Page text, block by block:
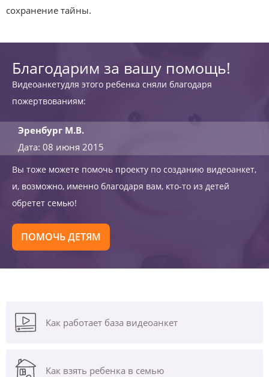
сохранение тайны.
Благодарим за вашу помощь!
Видеоанкетудля этого ребенка сняли благодаря
пожертвованиям:
Эренбург М.В.
Дата: 08 июня 2015
Вы тоже можете помочь проекту по созданию видеоанкет,
и, возможно, именно благодаря вам, кто-то из детей
обретет семью!
ПОМОЧЬ ДЕТЯМ
Как работает база видеоанкет
Как взять ребенка в семью